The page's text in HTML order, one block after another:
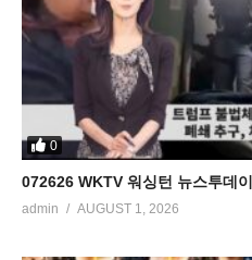
0
072626 WKTV 워싱턴 뉴스투데
admin AUGUST 1, 2026